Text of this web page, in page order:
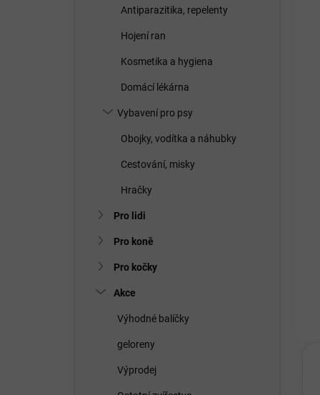
Antiparazitika, repelenty
Hojení ran
Kosmetika a hygiena
Domácí lékárna
Vybavení pro psy
Obojky, vodítka a náhubky
Cestování, misky
Hračky
Pro lidi
Pro koně
Pro kočky
Akce
Výhodné balíčky
geloreny
Výprodej